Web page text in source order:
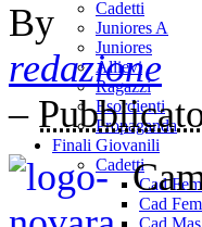
Cadetti
Juniores A
Juniores
Allievi
Ragazzi
Esordienti
Propaganda
Finali Giovanili
Cadetti
Cad
Cad
Cad
By
redazione
–